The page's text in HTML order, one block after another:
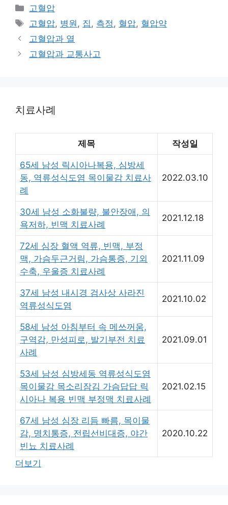
카
테
리
고혈압
태
그
고혈압, 병원 , 집 , 측정 , 혈압, 혈압약
고혈압과 열
고혈압과 교통사고
치료사례
제목 작성일
65세 남성 릭시아나복용, 심방세
동, 역류성식도염 목이물감 치료사
례
2022.03.10
30세 남성 소화불량, 불안장애, 의
욕저하, 빈맥 치료사례
2021.12.18
72세 심장 혈액 역류, 빈맥, 부정
맥, 가슴두근거림, 가슴통증, 기외
수축, 우울증 치료사례
2021.11.09
37세 남성 내시경 검사상 사라진
역류성식도염
2021.10.02
58세 남성 아침부터 속 메쓰꺼움,
구역감, 만성피로, 발기부전 치료
사례
2021.09.01
53세 남성 심방세동 역류성식도염
목이물감 목소리잠김 가슴답답 릭
시아나 복용 빈맥 부정맥 치료사례
2021.02.15
67세 남성 심장 리듬 빠름, 목이물
감, 명치통증, 전립선비대증, 야간
빈뇨 치료사례
2020.10.22
더보기